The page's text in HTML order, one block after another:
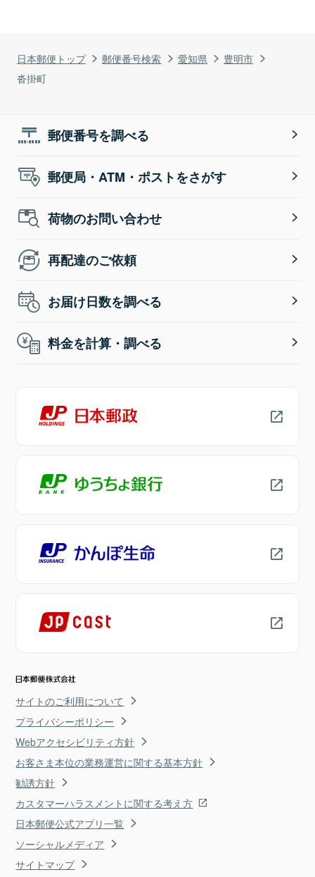
日本郵便トップ 郵便番号検索 愛知県
豊明市
沓掛町
郵便番号を調べる
郵便局・ATM・ポストをさがす
荷物のお問い合わせ
再配達のご依頼
お届け日数を調べる
料金を計算・調べる
サイトのご利用について
プライバシーポリシー
Webアクセシビリティ方針
お客さま本位の業務運営に関する基本方針
勧誘方針
カスタマーハラスメントに関する考え方
日本郵便公式アプリ一覧
ソーシャルメディア
サイトマップ